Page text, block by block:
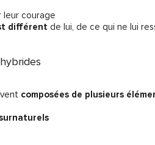
courage
différentde lui, de ce qui ne lui
composées de plusieurs